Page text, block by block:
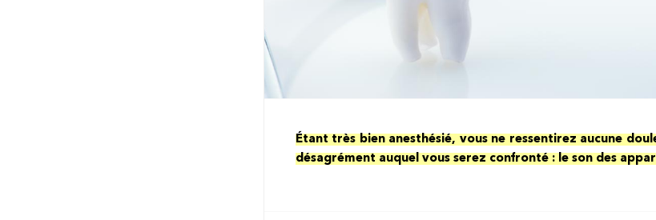
Étant très bien anesthésié, vous ne ressentirez aucune
désagrément auquel vous serez confronté : le son des